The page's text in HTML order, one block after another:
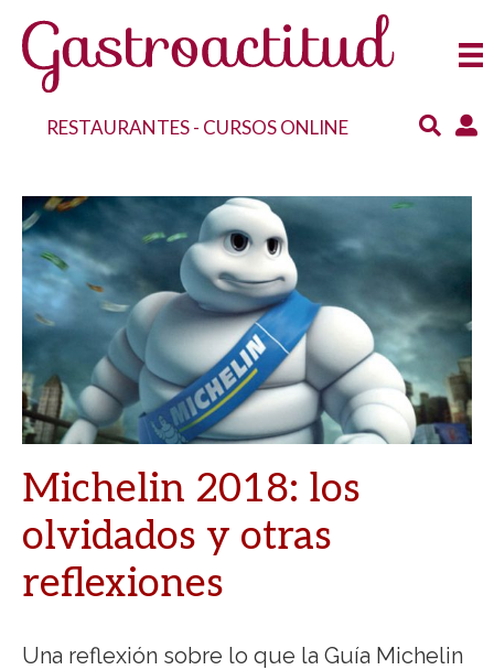
RESTAURANTES- CURSOS ONLINE
Michelin 2018: los
olvidados y otras
reflexiones
Una reflexión sobre lo que la Guía Michelin